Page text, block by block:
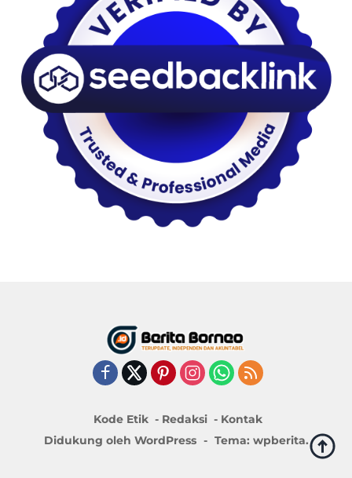
Kode Etik Redaksi
Kontak
Didukung oleh WordPress - Tema: wpberita.